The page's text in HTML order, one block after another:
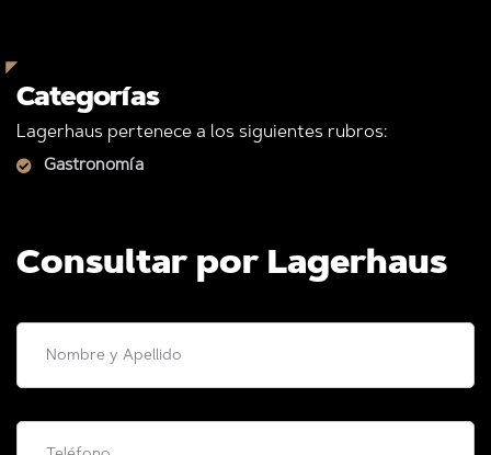
Categorías
Lagerhaus pertenece a los siguientes rubros:
Gastronomía
Consultar por Lagerhaus